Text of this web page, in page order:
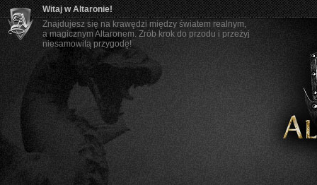
Witaj w Altaronie!
Znajdujesz się na krawędzi między światem realnym,
a magicznym Altaronem. Zrób krok do przodu i przeżyj
niesamowitą przygodę!